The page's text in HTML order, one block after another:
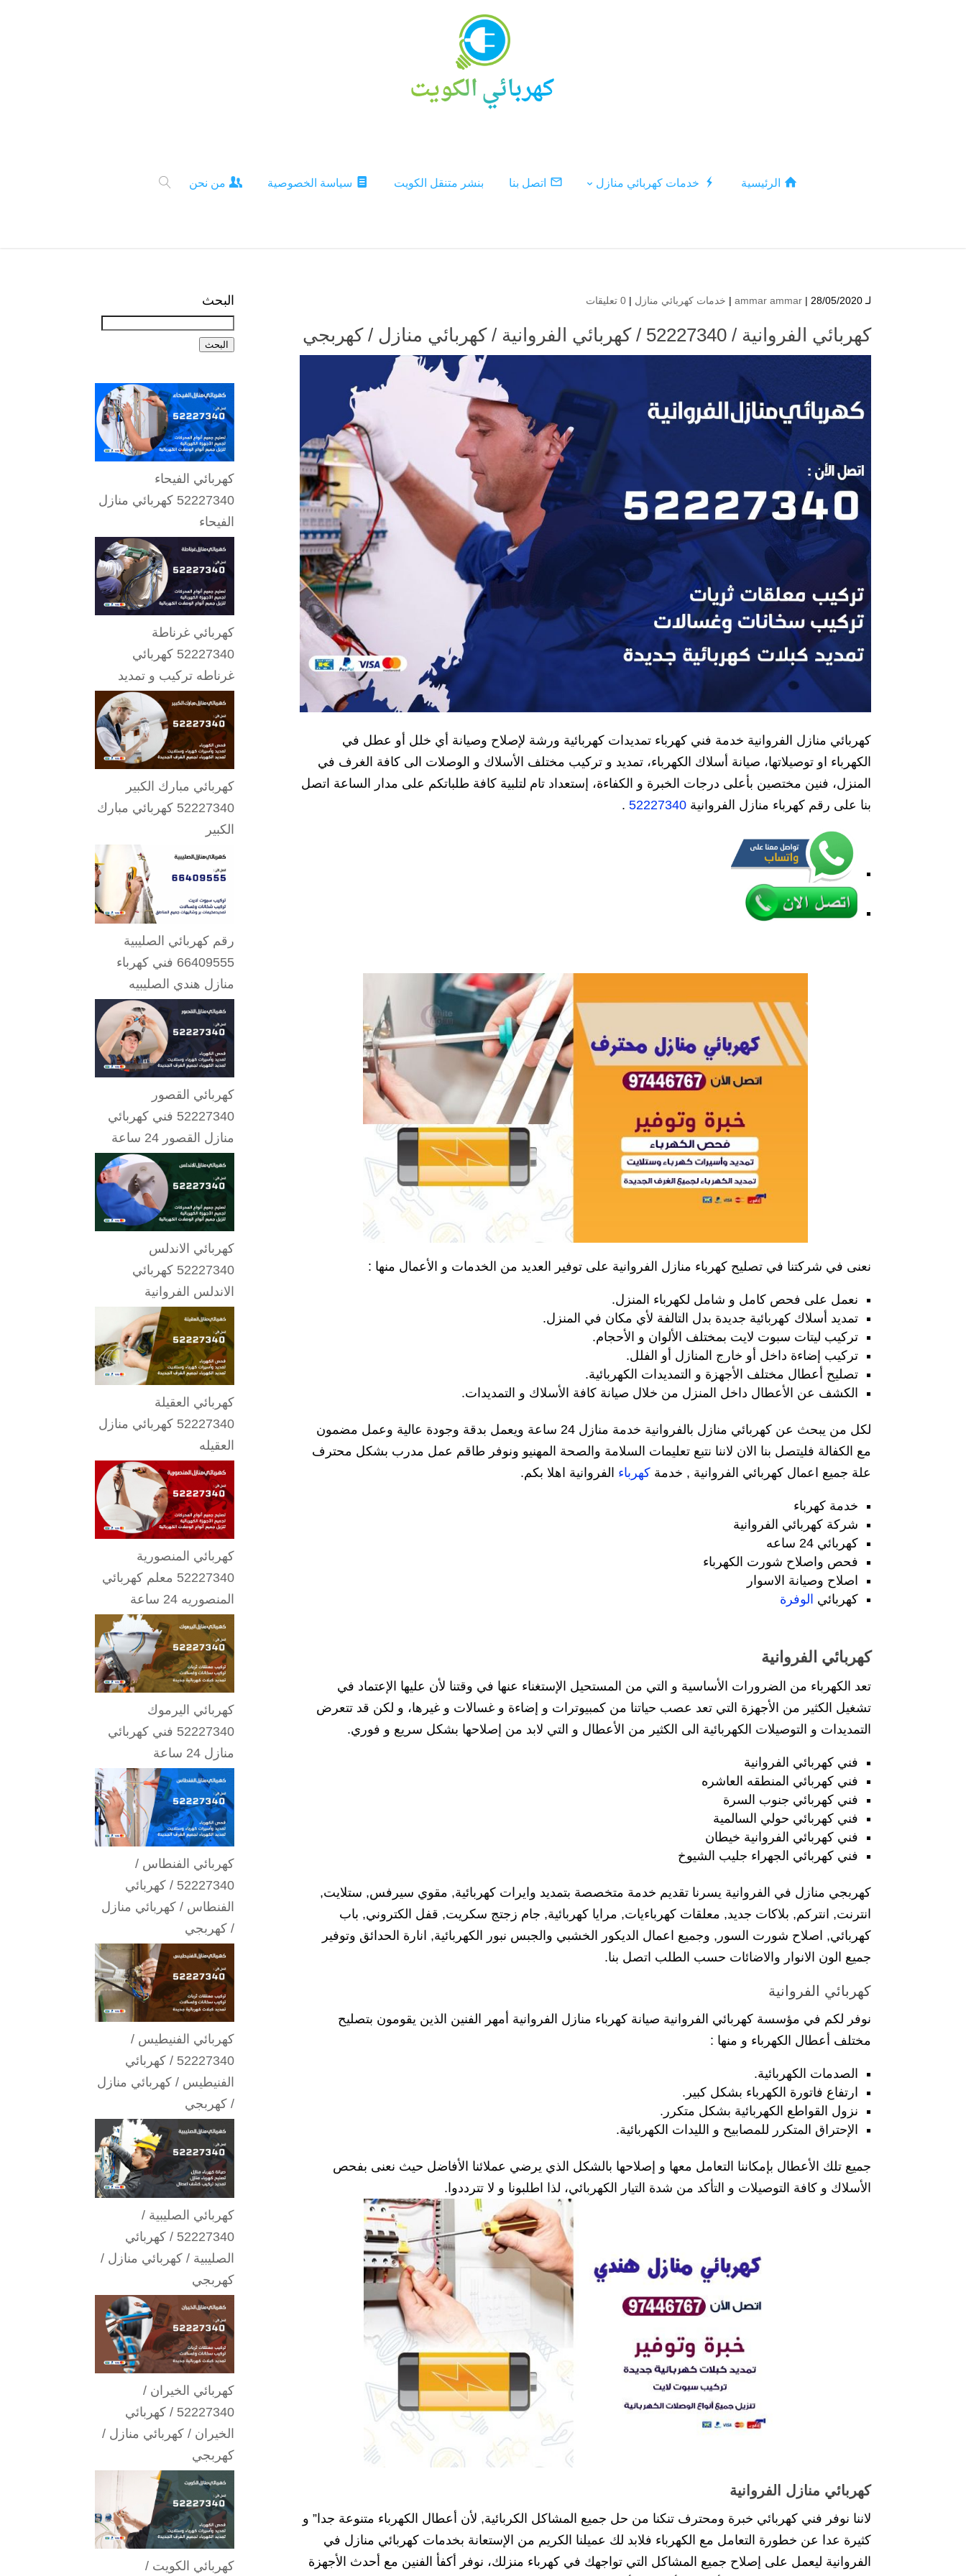
الرئيسية خدمات كهربائي منازل اتصل بنا بنشر متنقل الكويت سياسة الخصوصية من نحن
لـ ammar ammar | 28/05/2020 | خدمات كهربائي منازل | 0 تعليقات
كهربائي الفروانية / 52227340 / كهربائي الفروانية / كهربائي منازل / كهربجي
كهربائي منازل الفروانية خدمة فني كهرباء تمديدات كهربائية ورشة لإصلاح وصيانة أي خلل أو عطل في
الكهرباء او توصيلاتها، صيانة أسلاك الكهرباء، تمديد و تركيب مختلف الأسلاك و الوصلات الى كافة الغرف في
المنزل، فنين مختصين بأعلى درجات الخبرة و الكفاءة، إستعداد تام لتلبية كافة طلباتكم على مدار الساعة اتصل
بنا على رقم كهرباء منازل الفروانية 52227340
.
نعنى في شركتنا في تصليح كهرباء منازل الفروانية على توفير العديد من الخدمات و الأعمال منها :
نعمل على فحص كامل و شامل لكهرباء المنزل.
تمديد أسلاك كهربائية جديدة بدل التالفة لأي مكان في المنزل.
تركيب ليتات سبوت لايت بمختلف الألوان و الأحجام.
تركيب إضاءة داخل أو خارج المنازل أو الفلل.
تصليح أعطال مختلف الأجهزة و التمديدات الكهربائية.
الكشف عن الأعطال داخل المنزل من خلال صيانة كافة الأسلاك و التمديدات.
لكل من يبحث عن كهربائي منازل بالفروانية خدمة منازل 24 ساعة ويعمل بدقة وجودة عالية وعمل مضمون
مع الكفالة فليتصل بنا الان لاننا نتبع تعليمات السلامة والصحة المهنيو ونوفر طاقم عمل مدرب بشكل محترف
علة جميع اعمال كهربائي الفروانية , خدمة كهرباء الفروانية اهلا بكم.
خدمة كهرباء
شركة كهربائي الفروانية
كهربائي 24 ساعه
فحص واصلاح شورت الكهرباء
اصلاح وصيانة الاسوار
كهربائي الوفرة
كهربائي الفروانية
تعد الكهرباء من الضرورات الأساسية و التي من المستحيل الإستغناء عنها في وقتنا لأن عليها الإعتماد في
تشغيل الكثير من الأجهزة التي تعد عصب حياتنا من كمبيوترات و إضاءة و غسالات و غيرها، و لكن قد تتعرض
التمديدات و التوصيلات الكهربائية الى الكثير من الأعطال و التي لابد من إصلاحها بشكل سريع و فوري.
فني كهربائي الفروانية
فني كهربائي المنطقه العاشره
فني كهربائي جنوب السرة
فني كهربائي حولي السالمية
فني كهربائي الفروانية خيطان
فني كهربائي الجهراء جليب الشيوخ
كهربجي منازل في الفروانية يسرنا تقديم خدمة متخصصة بتمديد وايرات كهربائية, مقوي سيرفس, ستلايت,
انترنت, انتركم, بلاكات جديد, معلقات كهرباءيات, مرايا كهربائية, جام زجتج سكريت, قفل الكتروني, باب
كهربائي, اصلاح شورت السور, وجميع اعمال الديكور الخشبي والجبس نبور الكهربائية, انارة الحدائق وتوفير
جميع الون الانوار والاضائات حسب الطلب اتصل بنا.
كهربائي الفروانية
نوفر لكم في مؤسسة كهربائي الفروانية صيانة كهرباء منازل الفروانية أمهر الفنين الذين يقومون بتصليح
مختلف أعطال الكهرباء و منها :
الصدمات الكهربائية.
ارتفاع فاتورة الكهرباء بشكل كبير.
نزول القواطع الكهربائية بشكل متكرر.
الإحتراق المتكرر للمصابيح و الليدات الكهربائية.
جميع تلك الأعطال بإمكاننا التعامل معها و إصلاحها بالشكل الذي يرضي عملائنا الأفاضل حيث نعنى بفحص
الأسلاك و كافة التوصيلات و التأكد من شدة التيار الكهربائي، لذا اطلبونا و لا تترددوا.
كهربائي منازل الفروانية
لاننا نوفر فني كهربائي خبرة ومحترف تنكنا من حل جميع المشاكل الكربائية, لأن أعطال الكهرباء متنوعة جدا” و
كثيرة عدا عن خطورة التعامل مع الكهرباء فلابد لك عميلنا الكريم من الإستعانة بخدمات كهربائي منازل في
الفروانية ليعمل على إصلاح جميع المشاكل التي تواجهك في كهرباء منزلك، نوفر أكفأ الفنين مع أحدث الأجهزة
البحث
البحث
كهربائي الفيحاء
52227340 كهربائي منازل
الفيحاء
كهربائي غرناطة
52227340 كهربائي
غرناطه تركيب و تمديد
كهربائي مبارك الكبير
52227340 كهربائي مبارك
الكبير
رقم كهربائي الصليبية
66409555 فني كهرباء
منازل هندي الصليبيه
كهربائي القصور
52227340 فني كهربائي
منازل القصور 24 ساعة
كهربائي الاندلس
52227340 كهربائي
الاندلس الفروانية
كهربائي العقيلة
52227340 كهربائي منازل
العقيله
كهربائي المنصورية
52227340 معلم كهربائي
المنصوريه 24 ساعة
كهربائي اليرموك
52227340 فني كهربائي
منازل 24 ساعة
كهربائي الفنطاس /
52227340 / كهربائي
الفنطاس / كهربائي منازل
/ كهربجي
كهربائي الفنيطيس /
52227340 / كهربائي
الفنيطيس / كهربائي منازل
/ كهربجي
كهربائي الصليبية /
52227340 / كهربائي
الصليبية / كهربائي منازل /
كهربجي
كهربائي الخيران /
52227340 / كهربائي
الخيران / كهربائي منازل /
كهربجي
كهربائي الكويت /